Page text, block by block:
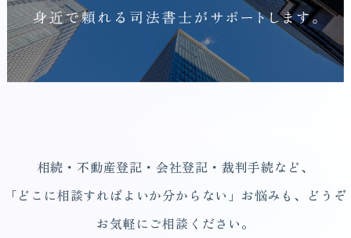
相続・不動産登記・会社登記・裁判手続など、
「どこに相談すればよいか分からない」お悩みも、どうぞ
お気軽にご相談ください。